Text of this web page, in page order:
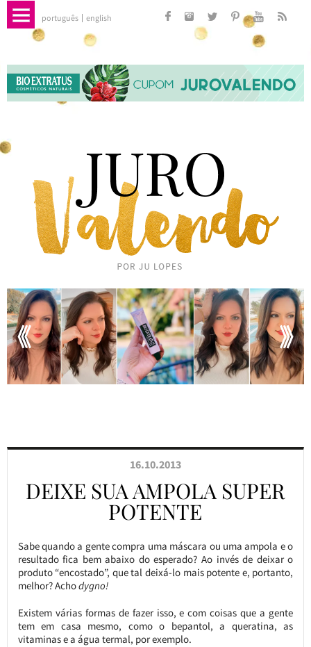
português english
16.10.2013
DEIXE SUA AMPOLA SUPER
POTENTE
Sabe quando a gente compra uma máscara ou uma ampola e o
resultado fica bem abaixo do esperado? Ao invés de deixar o
produto “encostado”, que tal deixá-lo mais potente e, portanto,
melhor? Achodygno!
Existem várias formas de fazer isso, e com coisas que a gente
tem em casa mesmo, como o bepantol, a queratina, as
vitaminas e a água termal, por exemplo.